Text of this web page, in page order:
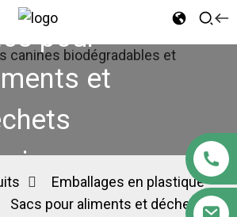
pour
et
Emballages en plastique
Sacs pour aliments et déchets